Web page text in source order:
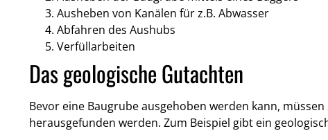
Ausheben von Kanälen für z.B. Abwasser
Abfahren des Aushubs
Verfüllarbeiten
Das geologische Gutachten
Bevor eine Baugrube ausgehoben werden kann,
herausgefunden werden. Zum Beispiel gibt ein